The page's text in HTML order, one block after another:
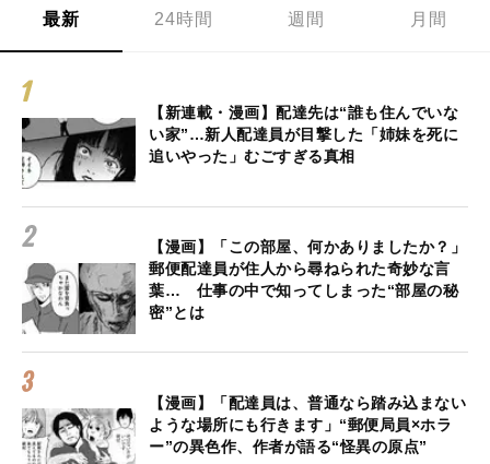
最新 24時間 週間 月間
【新連載・漫画】配達先は“誰も住んでいな
い家”…新人配達員が目撃した「姉妹を死に
追いやった」むごすぎる真相
【漫画】「この部屋、何かありましたか？」
郵便配達員が住人から尋ねられた奇妙な言
葉… 仕事の中で知ってしまった“部屋の秘
密”とは
【漫画】「配達員は、普通なら踏み込まない
ような場所にも行きます」“郵便局員×ホラ
ー”の異色作、作者が語る“怪異の原点”